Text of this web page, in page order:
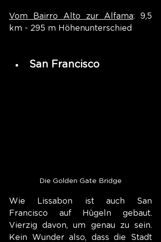
Vom Bairro Alto zur Alfama: 9,5
km - 295 m Höhenunterschied
San Francisco
Die Golden Gate Bridge
Wie Lissabon ist auch San
Francisco auf Hügeln gebaut.
Vierzig davon, um genau zu sein.
Kein Wunder also, dass die Stadt